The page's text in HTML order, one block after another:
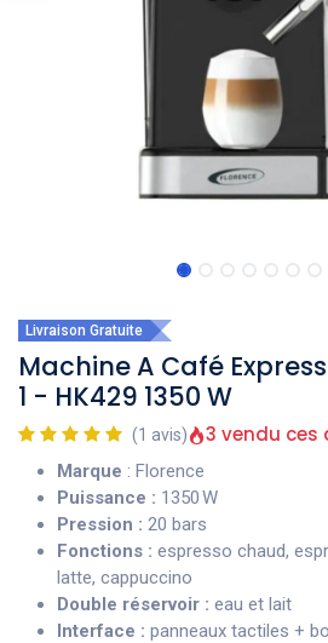
Livraison Gratuite
Machine A Café
1 - HK429 1350 W
(1 avis) 3 vendu ces
Marque : Florence
Puissance : 1350 W
Pression : 20 bars
Fonctions : espresso chaud,
latte, cappuccino
Double réservoir : eau et lait
Interface : panneaux tactiles +